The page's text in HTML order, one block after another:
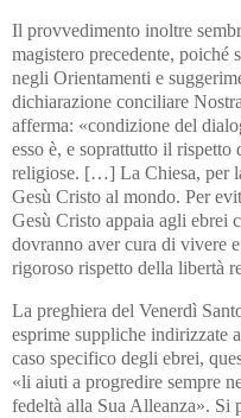
Il provvedimento inoltre
magistero precedente, poiché
negli Orientamenti e
dichiarazione conciliare
afferma: «condizione del
esso è, e soprattutto il
religiose. […] La Chiesa, per
Gesù Cristo al mondo. Per
Gesù Cristo appaia agli ebrei
dovranno aver cura di vivere
rigoroso rispetto della libertà
La preghiera del Venerdì
esprime suppliche indirizzate
caso specifico degli ebrei,
«li aiuti a progredire sempre
fedeltà alla Sua Alleanza». Si